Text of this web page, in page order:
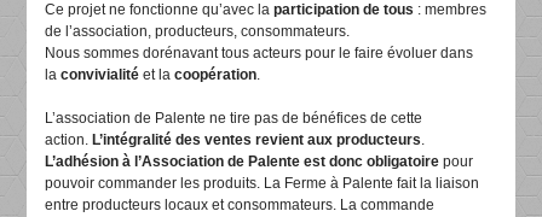
Ce projet ne fonctionne qu’avec laparticipation de tous : membres
de l’association, producteurs, consommateurs.
Nous sommes dorénavant tous acteurs pour le faire évoluer dans
laconvivialité et lacoopération.
L’association de Palente ne tire pas de bénéfices de cette
action. L’intégralité des ventes revient aux producteurs.
L’adhésion à l’Association de Palente est donc obligatoire pour
pouvoir commander les produits. La Ferme à Palente fait la liaison
entre producteurs locaux et consommateurs. La commande